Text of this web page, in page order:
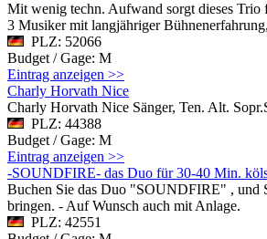
Mit wenig techn. Aufwand sorgt dieses Trio
3 Musiker mit langjähriger
PLZ: 52066
Budget / Gage: M
Eintrag anzeigen >>
Charly Horvath Nice
Charly Horvath Nice Sänger, Ten. Alt.
PLZ: 44388
Budget / Gage: M
Eintrag anzeigen >>
-SOUNDFIRE- das Duo für 30-40 Min.
Buchen Sie das Duo "SOUNDFIRE" , und
bringen. - Auf Wunsch auch mit Anlage.
PLZ: 42551